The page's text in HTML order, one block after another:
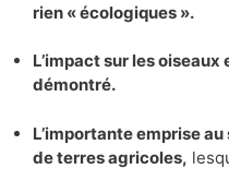
rien « écologiques ».
L’impact sur les
démontré.
L’importante emprise
de terres agricoles,